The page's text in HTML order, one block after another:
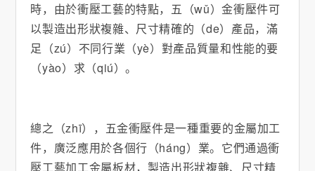
時，由於衝壓工藝的特點，五（wǔ）金衝壓件可
以製造出形狀複雜、尺寸精確的（de）產品，滿
足（zú）不同行業（yè）對產品質量和性能的要
（yào）求（qiú）。
總之（zhī），五金衝壓件是一種重要的金屬加工
件，廣泛應用於各個行（háng）業。它們通過衝
壓工藝加工金屬板材，製造出形狀複雜、尺寸精